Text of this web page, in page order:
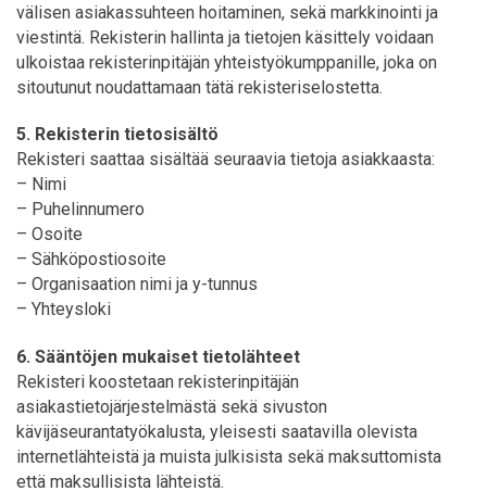
välisen asiakassuhteen hoitaminen, sekä markkinointi ja
viestintä. Rekisterin hallinta ja tietojen käsittely voidaan
ulkoistaa rekisterinpitäjän yhteistyökumppanille, joka on
sitoutunut noudattamaan tätä rekisteriselostetta.
5. Rekisterin tietosisältö
Rekisteri saattaa sisältää seuraavia tietoja asiakkaasta:
– Nimi
– Puhelinnumero
– Osoite
– Sähköpostiosoite
– Organisaation nimi ja y-tunnus
– Yhteysloki
6. Sääntöjen mukaiset tietolähteet
Rekisteri koostetaan rekisterinpitäjän
asiakastietojärjestelmästä sekä sivuston
kävijäseurantatyökalusta, yleisesti saatavilla olevista
internetlähteistä ja muista julkisista sekä maksuttomista
että maksullisista lähteistä.